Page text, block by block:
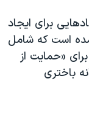
برای ایجاد
است که شامل
«حمایت از
باختری